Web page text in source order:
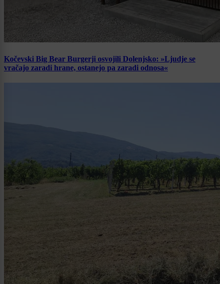
Kočevski Big Bear Burgerji osvojili Dolenjsko: »Ljudje se
vračajo zaradi hrane, ostanejo pa zaradi odnosa«